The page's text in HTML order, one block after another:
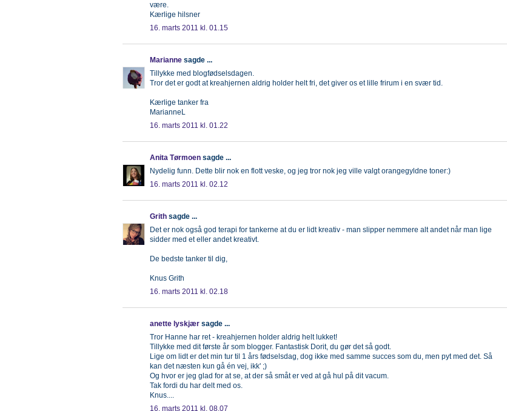
være.
Kærlige hilsner
16. marts 2011 kl. 01.15
Marianne sagde ...
Tillykke med blogfødselsdagen.
Tror det er godt at kreahjernen aldrig holder helt fri, det giver os et lille frirum i en svær tid.
Kærlige tanker fra
MarianneL
16. marts 2011 kl. 01.22
Anita Tørmoen sagde ...
Nydelig funn. Dette blir nok en flott veske, og jeg tror nok jeg ville valgt orangegyldne toner:)
16. marts 2011 kl. 02.12
Grith sagde ...
Det er nok også god terapi for tankerne at du er lidt kreativ - man slipper nemmere alt andet når man lige
sidder med et eller andet kreativt.
De bedste tanker til dig,
Knus Grith
16. marts 2011 kl. 02.18
anette lyskjær sagde ...
Tror Hanne har ret - kreahjernen holder aldrig helt lukket!
Tillykke med dit første år som blogger. Fantastisk Dorit, du gør det så godt.
Lige om lidt er det min tur til 1 års fødselsdag, dog ikke med samme succes som du, men pyt med det. Så
kan det næsten kun gå én vej, ikk' ;)
Og hvor er jeg glad for at se, at der så småt er ved at gå hul på dit vacum.
Tak fordi du har delt med os.
Knus....
16. marts 2011 kl. 08.07